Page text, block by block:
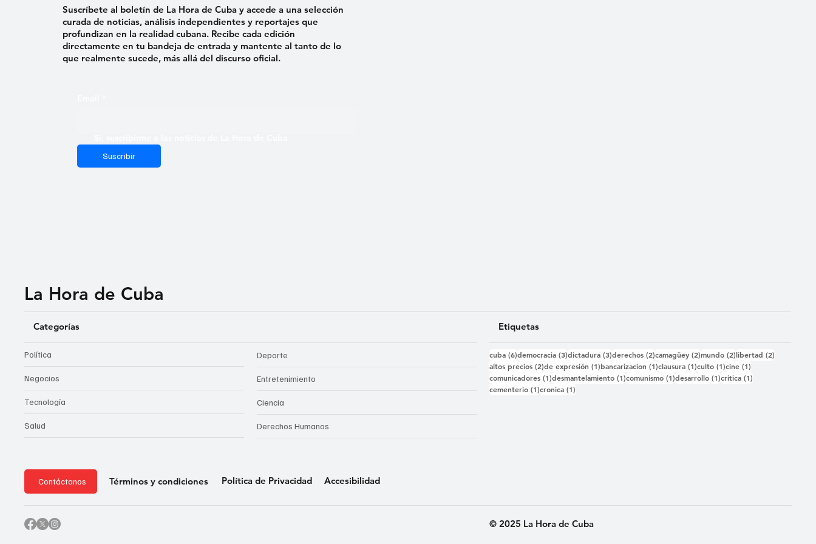
Suscribir
Suscríbete al boletín de La Hora de Cuba y accede a una selección
curada de noticias, análisis independientes y reportajes que
profundizan en la realidad cubana. Recibe cada edición
directamente en tu bandeja de entrada y mantente al tanto de lo
que realmente sucede, más allá del discurso oficial.
La Hora de Cuba
Categorías
Política
Negocios
Tecnología
Salud
Deporte
Entretenimiento
Ciencia
Derechos Humanos
Etiquetas
cuba (6)6 entradas
democracia (3)3 entradas
dictadura (3)3 entradas
derechos (2)2 entradas
camagüey (2)2 entradas
mundo (2)2 entradas
libertad (2)
altos precios (2)2 entradas
de expresión (1)1 entrada
bancarizacion (1)1 entrada
clausura (1)1 entrada
culto (1)1 entrada
cine (1)
comunicadores (1)1 entrada
desmantelamiento (1)1 entrada
comunismo (1)1 entrada
desarrollo (1)1 entrada
critica (1)
cementerio (1)1 entrada
cronica (1)
© 2025 La Hora de Cuba
Contáctanos Términos y condiciones Política de Privacidad Accesibilidad